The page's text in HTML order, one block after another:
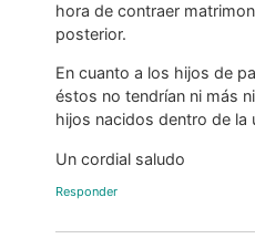
hora de contraer
posterior.
En cuanto a los hijos de
éstos no tendrían ni más
hijos nacidos dentro de la
Un cordial saludo
Responder